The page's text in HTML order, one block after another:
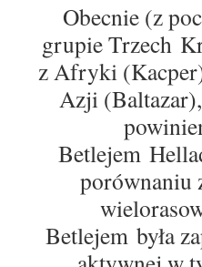
Obecnie (z
grupie Trzech
z Afryki
Azji (Baltazar),
Betlejem
porównaniu
Betlejem była